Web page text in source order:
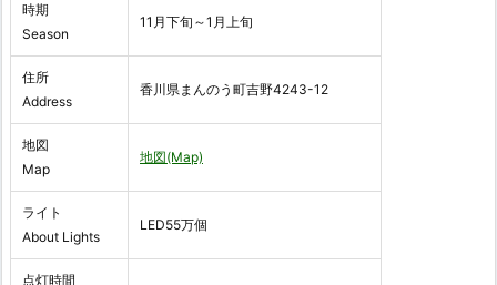
時期
Season
11月下旬～1月上旬
住所
Address
香川県まんのう町吉野4243-12
地図
Map
地図(Map)
ライト
About Lights
LED55万個
点灯時間